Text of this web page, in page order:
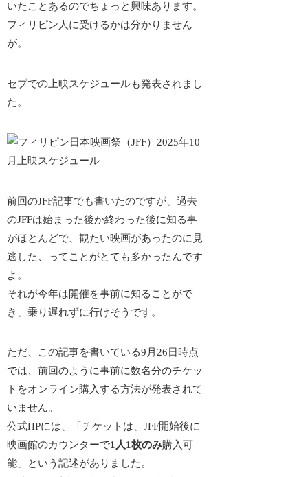
いたことあるのでちょっと興味あります。
フィリピン人に受けるかは分かりません
が。
セブでの上映スケジュールも発表されまし
た。
前回のJFF記事でも書いたのですが、過去
のJFFは始まった後か終わった後に知る事
がほとんどで、観たい映画があったのに見
逃した、ってことがとても多かったんです
よ。
それが今年は開催を事前に知ることがで
き、乗り遅れずに行けそうです。
ただ、この記事を書いている9月26日時点
では、前回のように事前に数名分のチケッ
トをオンライン購入する方法が発表されて
いません。
公式HPには、「チケットは、JFF開始後に
映画館のカウンターで1人1枚のみ購入可
能」という記述がありました。